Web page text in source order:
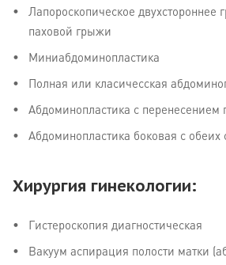
Лапороскопическое двухстороннее
паховой грыжи
Миниабдоминопластика
Полная или класичесская
Абдоминопластика с перенесением
Абдоминопластика боковая с обеих
Хирургия гинекологии:
Гистероскопия диагностическая
Вакуум аспирация полости матки